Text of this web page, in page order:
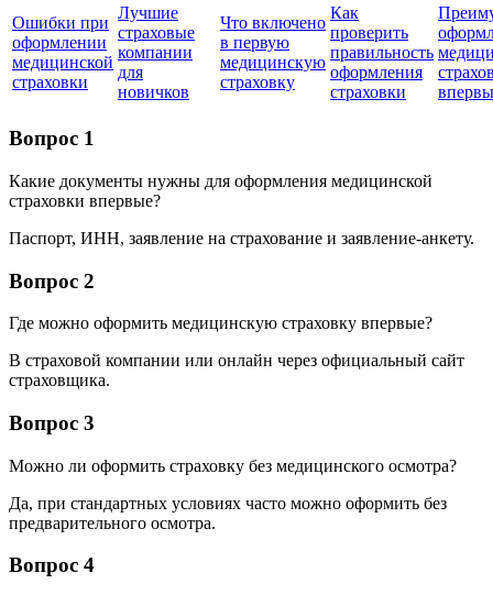
Ошибки при
оформлении
медицинской
страховки
Лучшие
страховые
компании
для
новичков
Что включено
в первую
медицинскую
страховку
Как
проверить
правильность
оформления
страховки
Вопрос 1
Какие документы нужны для оформления медицинской
страховки впервые?
Паспорт, ИНН, заявление на страхование и заявление-анкету.
Вопрос 2
Где можно оформить медицинскую страховку впервые?
В страховой компании или онлайн через официальный сайт
страховщика.
Вопрос 3
Можно ли оформить страховку без медицинского осмотра?
Да, при стандартных условиях часто можно оформить без
предварительного осмотра.
Вопрос 4